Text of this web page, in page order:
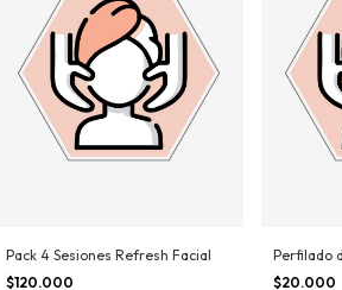
Pack 4 Sesiones Refresh Facial
$120.000
Perfilado
$20.000